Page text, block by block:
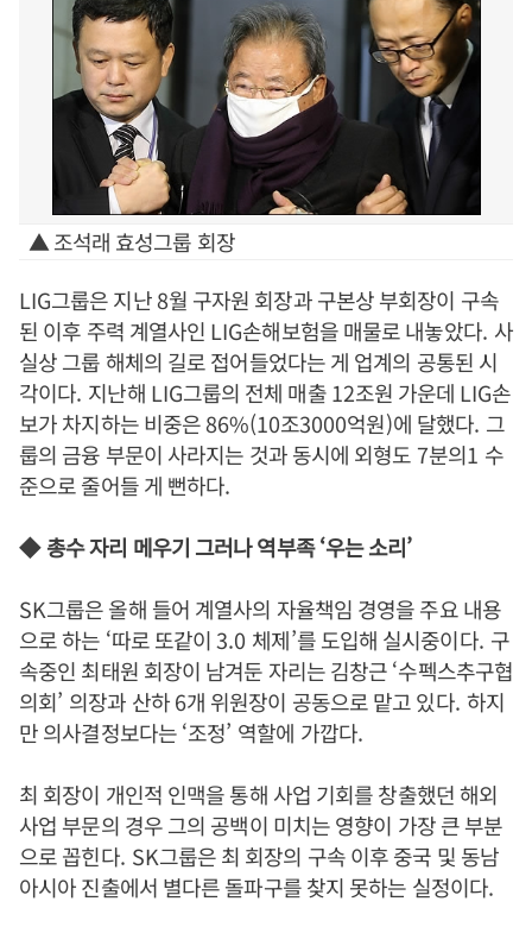
▲ 조석래 효성그룹 회장
LIG그룹은 지난8월 구자원 회장과 구본상 부회장이 구속
된 이후 주력 계열사인 LIG손해보험을 매물로 내놓았다. 사
실상 그룹 해체의 길로 접어들었다는 게 업계의 공통된 시
각이다. 지난해 LIG그룹의 전체 매출12조원 가운데 LIG손
보가 차지하는 비중은86%(10조3000억원)에 달했다. 그
룹의 금융 부문이 사라지는 것과 동시에 외형도7분의1 수
준으로 줄어들 게 뻔하다.
◆총수 자리 메우기 그러나 역부족‘우는 소리’
SK그룹은 올해 들어 계열사의 자율책임 경영을 주요 내용
으로 하는 ‘따로 또같이3.0 체제’를 도입해 실시중이다. 구
속중인 최태원 회장이 남겨둔 자리는 김창근‘수펙스추구협
의회’ 의장과 산하6개 위원장이 공동으로 맡고 있다. 하지
만 의사결정보다는‘조정’ 역할에 가깝다.
최 회장이 개인적 인맥을 통해 사업 기회를 창출했던 해외
사업 부문의 경우 그의 공백이 미치는 영향이 가장 큰 부분
으로 꼽힌다. SK그룹은 최 회장의 구속 이후 중국 및 동남
아시아 진출에서 별다른 돌파구를 찾지 못하는 실정이다.